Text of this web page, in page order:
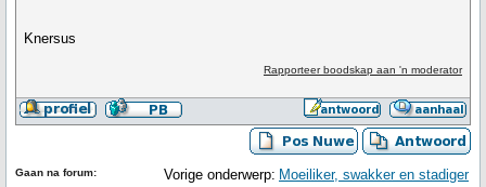
Knersus
Rapporteer boodskap aan 'n moderator
Vorige onderwerp: Moeiliker, swakker en stadiger
Gaan na forum: